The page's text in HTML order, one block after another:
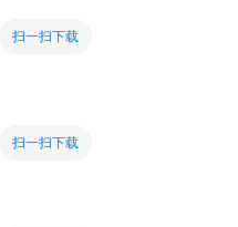
扫一扫下载
扫一扫下载